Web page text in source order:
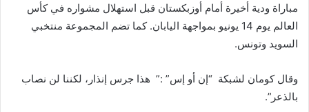
مباراة ودية أخيرة أمام أوزبكستان قبل استهلال مشواره في كأس
العالم يوم 14 يونيو بمواجهة اليابان. كما تضم المجموعة منتخبي
السويد وتونس.
وقال كومان لشبكة “إن أو إس” :” هذا جرس إنذار، لكننا لن نصاب
بالذعر”.